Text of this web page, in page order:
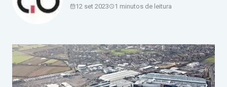
12 set 2023 1 minutos de leitura